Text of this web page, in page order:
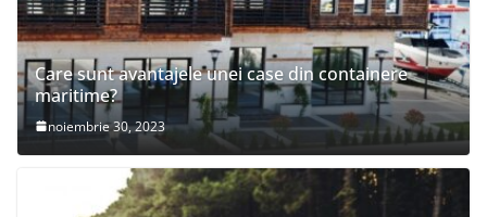
Care sunt avantajele unei case din containere
maritime?
noiembrie 30, 2023